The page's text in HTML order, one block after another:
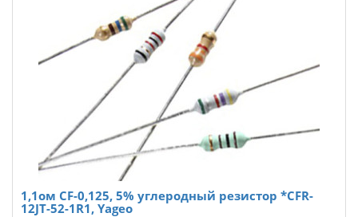
1,1ом CF-0,125, 5% углеродный резистор *CFR-
12JT-52-1R1, Yageo